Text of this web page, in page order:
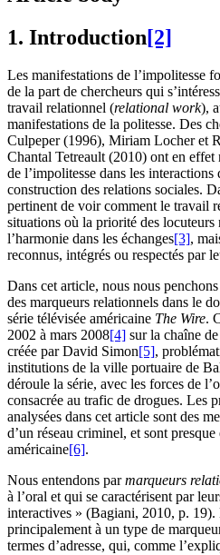
1. Introduction[2]
Les manifestations de l’impolitesse
de la part de chercheurs qui
travail relationnel (relational work),
manifestations de la politesse. Des
Culpeper (1996), Miriam Locher et
Chantal Tetreault (2010) ont en
de l’impolitesse dans les
construction des relations sociales.
pertinent de voir comment le travail
situations où la priorité des locuteurs
l’harmonie dans les échanges[3],
reconnus, intégrés ou respectés par
Dans cet article, nous nous
des marqueurs relationnels dans le
série télévisée américaine The Wire.
2002 à mars 2008[4] sur la chaîne
créée par David Simon[5],
institutions de la ville portuaire de
déroule la série, avec les forces de
consacrée au trafic de drogues. Les
analysées dans cet article sont des
d’un réseau criminel, et sont
américaine[6].
Nous entendons parmarqueurs
à l’oral et qui se caractérisent par
interactives » (Bagiani, 2010, p. 19).
principalement à un type de
termes d’adresse, qui, comme